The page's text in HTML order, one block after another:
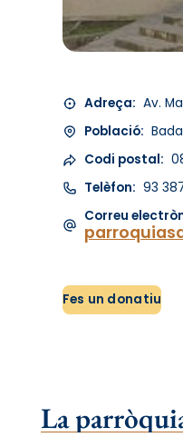
Adreça: Av.
Població:
Codi postal:
Telèfon: 93
Correu
Fes un donatiu
La